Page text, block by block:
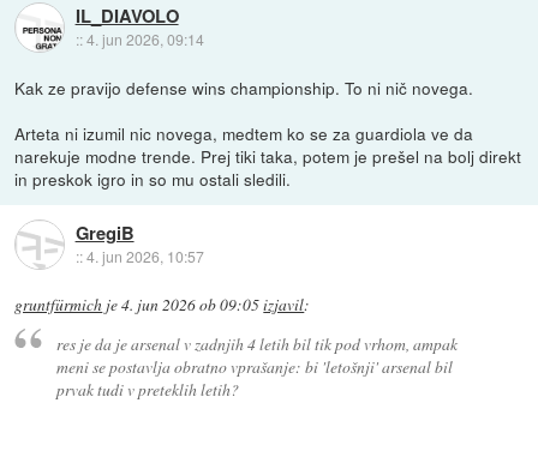
IL_DIAVOLO
::4. jun 2026, 09:14
Kak ze pravijo defense wins championship. To ni nič novega.
Arteta ni izumil nic novega, medtem ko se za guardiola ve da
narekuje modne trende. Prej tiki taka, potem je prešel na bolj direkt
in preskok igro in so mu ostali sledili.
GregiB
::4. jun 2026, 10:57
gruntfürmich je4. jun 2026 ob 09:05izjavil:
res je da je arsenal v zadnjih 4 letih bil tik pod vrhom, ampak
meni se postavlja obratno vprašanje: bi 'letošnji' arsenal bil
prvak tudi v preteklih letih?